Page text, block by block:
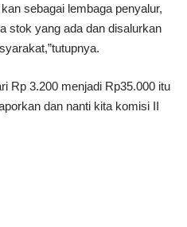
sebagai lembaga penyalur,
stok yang ada dan disalurkan
Rp 3.200 menjadi Rp35.000 itu
dan nanti kita komisi II